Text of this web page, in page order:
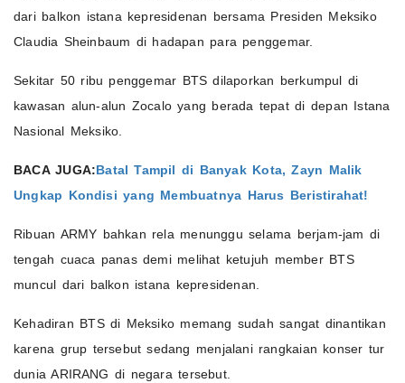
dari balkon istana kepresidenan bersama Presiden Meksiko
Claudia Sheinbaum di hadapan para penggemar.
Sekitar 50 ribu penggemar BTS dilaporkan berkumpul di
kawasan alun-alun Zocalo yang berada tepat di depan Istana
Nasional Meksiko.
BACA JUGA:Batal Tampil di Banyak Kota, Zayn Malik
Ungkap Kondisi yang Membuatnya Harus Beristirahat!
Ribuan ARMY bahkan rela menunggu selama berjam-jam di
tengah cuaca panas demi melihat ketujuh member BTS
muncul dari balkon istana kepresidenan.
Kehadiran BTS di Meksiko memang sudah sangat dinantikan
karena grup tersebut sedang menjalani rangkaian konser tur
dunia ARIRANG di negara tersebut.